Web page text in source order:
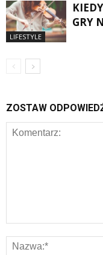
LIFESTYLE
GRY
ZOSTAW